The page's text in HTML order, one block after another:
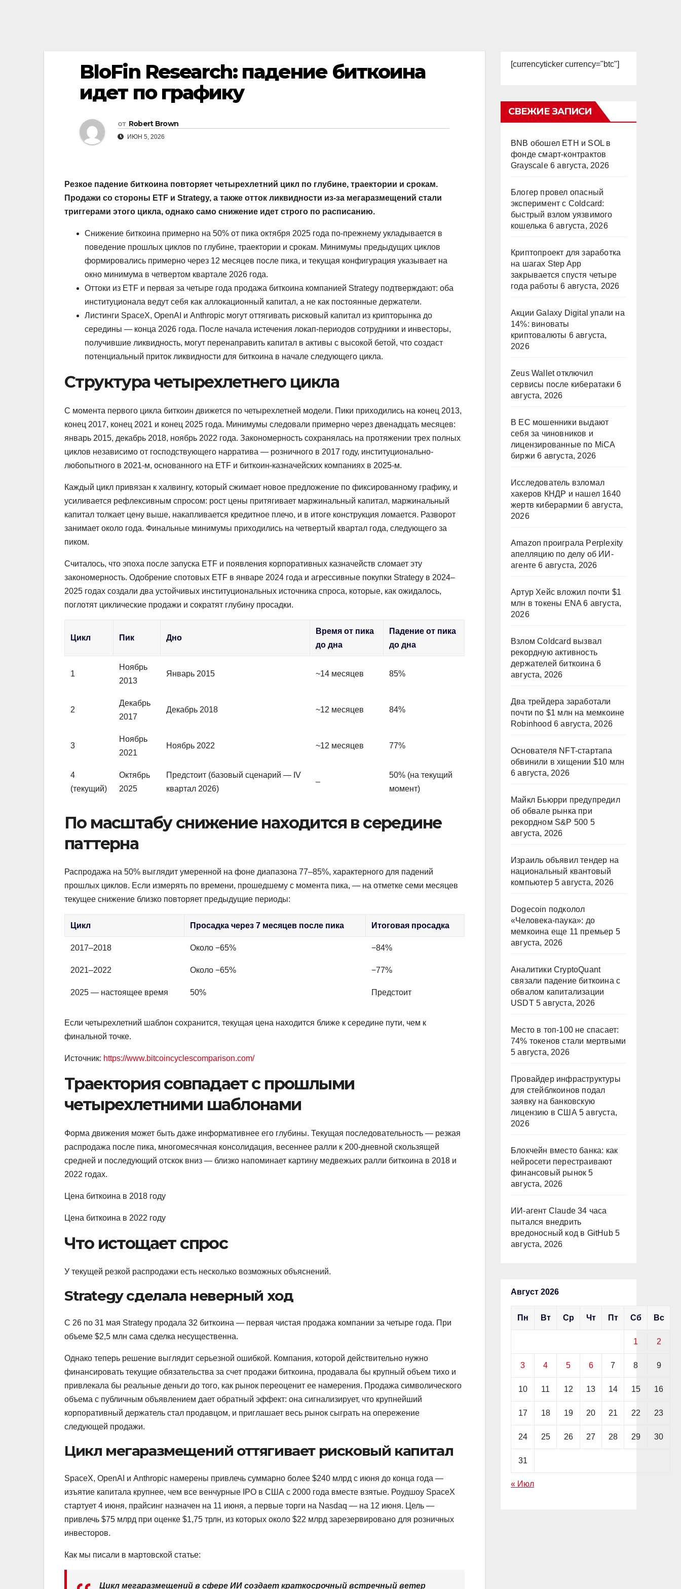
BloFin Research: падение биткоина
идет по графику
от Robert Brown
ИЮН 5, 2026
Резкое падение биткоина повторяет четырехлетний цикл по глубине, траектории и срокам.
Продажи со стороны ETF и Strategy, а также отток ликвидности из-за мегаразмещений стали
триггерами этого цикла, однако само снижение идет строго по расписанию.
Снижение биткоина примерно на 50% от пика октября 2025 года по-прежнему укладывается в
поведение прошлых циклов по глубине, траектории и срокам. Минимумы предыдущих циклов
формировались примерно через 12 месяцев после пика, и текущая конфигурация указывает на
окно минимума в четвертом квартале 2026 года.
Оттоки из ETF и первая за четыре года продажа биткоина компанией Strategy подтверждают: оба
институционала ведут себя как аллокационный капитал, а не как постоянные держатели.
Листинги SpaceX, OpenAI и Anthropic могут оттягивать рисковый капитал из крипторынка до
середины — конца 2026 года. После начала истечения локап-периодов сотрудники и инвесторы,
получившие ликвидность, могут перенаправить капитал в активы с высокой бетой, что создаст
потенциальный приток ликвидности для биткоина в начале следующего цикла.
Структура четырехлетнего цикла
С момента первого цикла биткоин движется по четырехлетней модели. Пики приходились на конец 2013,
конец 2017, конец 2021 и конец 2025 года. Минимумы следовали примерно через двенадцать месяцев:
январь 2015, декабрь 2018, ноябрь 2022 года. Закономерность сохранялась на протяжении трех полных
циклов независимо от господствующего нарратива — розничного в 2017 году, институционально-
любопытного в 2021-м, основанного на ETF и биткоин-казначейских компаниях в 2025-м.
Каждый цикл привязан к халвингу, который сжимает новое предложение по фиксированному графику, и
усиливается рефлексивным спросом: рост цены притягивает маржинальный капитал, маржинальный
капитал толкает цену выше, накапливается кредитное плечо, и в итоге конструкция ломается. Разворот
занимает около года. Финальные минимумы приходились на четвертый квартал года, следующего за
пиком.
Считалось, что эпоха после запуска ETF и появления корпоративных казначейств сломает эту
закономерность. Одобрение спотовых ETF в январе 2024 года и агрессивные покупки Strategy в 2024–
2025 годах создали два устойчивых институциональных источника спроса, которые, как ожидалось,
поглотят циклические продажи и сократят глубину просадки.
Цикл Пик Дно
Время от пика
до дна
Падение от пика
до дна
1
Ноябрь
2013
Январь 2015 ~14 месяцев 85%
2
Декабрь
2017
Декабрь 2018 ~12 месяцев 84%
3
Ноябрь
2021
Ноябрь 2022 ~12 месяцев 77%
4
(текущий)
Октябрь
2025
Предстоит (базовый сценарий — IV
квартал 2026)
–
50% (на текущий
момент)
По масштабу снижение находится в середине
паттерна
Распродажа на 50% выглядит умеренной на фоне диапазона 77–85%, характерного для падений
прошлых циклов. Если измерять по времени, прошедшему с момента пика, — на отметке семи месяцев
текущее снижение близко повторяет предыдущие периоды:
Цикл Просадка через 7 месяцев после пика Итоговая просадка
2017–2018 Около −65% −84%
2021–2022 Около −65% −77%
2025 — настоящее время 50% Предстоит
Если четырехлетний шаблон сохранится, текущая цена находится ближе к середине пути, чем к
финальной точке.
Источник: https://www.bitcoincyclescomparison.com/
Траектория совпадает с прошлыми
четырехлетними шаблонами
Форма движения может быть даже информативнее его глубины. Текущая последовательность — резкая
распродажа после пика, многомесячная консолидация, весеннее ралли к 200-дневной скользящей
средней и последующий отскок вниз — близко напоминает картину медвежьих ралли биткоина в 2018 и
2022 годах.
Цена биткоина в 2018 году
Цена биткоина в 2022 году
Что истощает спрос
У текущей резкой распродажи есть несколько возможных объяснений.
Strategy сделала неверный ход
С 26 по 31 мая Strategy продала 32 биткоина — первая чистая продажа компании за четыре года. При
объеме $2,5 млн сама сделка несущественна.
Однако теперь решение выглядит серьезной ошибкой. Компания, которой действительно нужно
финансировать текущие обязательства за счет продажи биткоина, продавала бы крупный объем тихо и
привлекала бы реальные деньги до того, как рынок переоценит ее намерения. Продажа символического
объема с публичным объявлением дает обратный эффект: она сигнализирует, что крупнейший
корпоративный держатель стал продавцом, и приглашает весь рынок сыграть на опережение
следующей продажи.
Цикл мегаразмещений оттягивает рисковый капитал
SpaceX, OpenAI и Anthropic намерены привлечь суммарно более $240 млрд с июня до конца года —
изъятие капитала крупнее, чем все венчурные IPO в США с 2000 года вместе взятые. Роудшоу SpaceX
стартует 4 июня, прайсинг назначен на 11 июня, а первые торги на Nasdaq — на 12 июня. Цель —
привлечь $75 млрд при оценке $1,75 трлн, из которых около $22 млрд зарезервировано для розничных
инвесторов.
Как мы писали в мартовской статье:
Цикл мегаразмещений в сфере ИИ создает краткосрочный встречный ветер
[currencyticker currency="btc"]
СВЕЖИЕ ЗАПИСИ
BNB обошел ETH и SOL в
фонде смарт-контрактов
Grayscale 6 августа, 2026
Блогер провел опасный
эксперимент с Coldcard:
быстрый взлом уязвимого
кошелька 6 августа, 2026
Криптопроект для заработка
на шагах Step App
закрывается спустя четыре
года работы 6 августа, 2026
Акции Galaxy Digital упали на
14%: виноваты
криптовалюты 6 августа,
2026
Zeus Wallet отключил
сервисы после кибератаки 6
августа, 2026
В ЕС мошенники выдают
себя за чиновников и
лицензированные по MiCA
биржи 6 августа, 2026
Исследователь взломал
хакеров КНДР и нашел 1640
жертв киберармии 6 августа,
2026
Amazon проиграла Perplexity
апелляцию по делу об ИИ-
агенте 6 августа, 2026
Артур Хейс вложил почти $1
млн в токены ENA 6 августа,
2026
Взлом Coldcard вызвал
рекордную активность
держателей биткоина 6
августа, 2026
Два трейдера заработали
почти по $1 млн на мемкоине
Robinhood 6 августа, 2026
Основателя NFT-стартапа
обвинили в хищении $10 млн
6 августа, 2026
Майкл Бьюрри предупредил
об обвале рынка при
рекордном S&P 500 5
августа, 2026
Израиль объявил тендер на
национальный квантовый
компьютер 5 августа, 2026
Dogecoin подколол
«Человека-паука»: до
мемкоина еще 11 премьер 5
августа, 2026
Аналитики CryptoQuant
связали падение биткоина с
обвалом капитализации
USDT 5 августа, 2026
Место в топ-100 не спасает:
74% токенов стали мертвыми
5 августа, 2026
Провайдер инфраструктуры
для стейблкоинов подал
заявку на банковскую
лицензию в США 5 августа,
2026
Блокчейн вместо банка: как
нейросети перестраивают
финансовый рынок 5
августа, 2026
ИИ-агент Claude 34 часа
пытался внедрить
вредоносный код в GitHub 5
августа, 2026
Август 2026
Пн Вт Ср Чт Пт Сб Вс
1 2
3 4 5 6 7 8 9
10 11 12 13 14 15 16
17 18 19 20 21 22 23
24 25 26 27 28 29 30
31
« Июл